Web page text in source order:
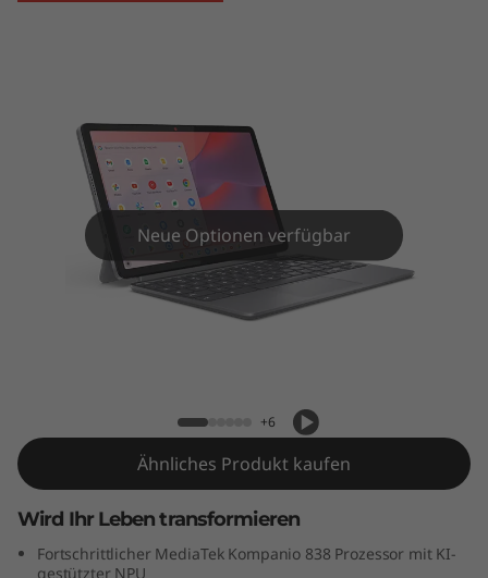
e
G
Neue Optionen verfügbar
+6
Ähnliches Produkt kaufen
Wird Ihr Leben transformieren
Fortschrittlicher MediaTek Kompanio 838 Prozessor mit KI-
gestützter NPU